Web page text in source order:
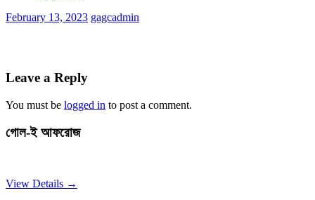
February 13, 2023 gagcadmin
Leave a Reply
You must be logged in to post a comment.
গোল-ই আফরোজ
View Details →